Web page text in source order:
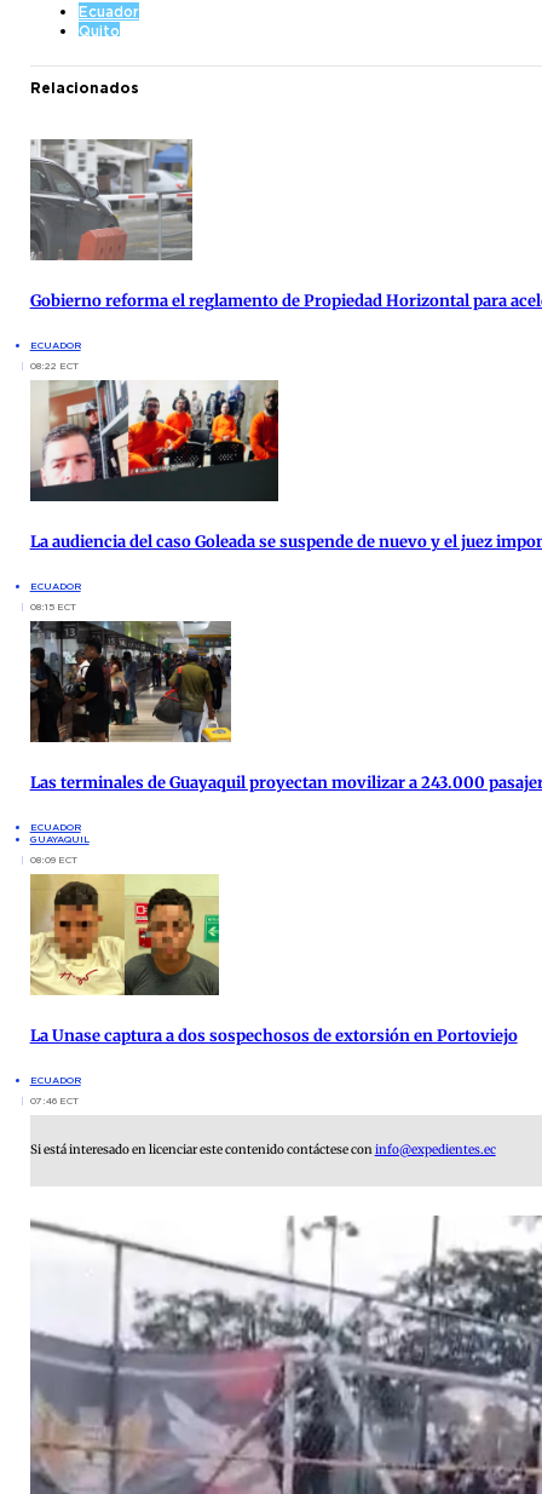
Ecuador
Quito
Relacionados
Gobierno reforma el reglamento de Propiedad Horizontal para
ECUADOR
08:22 ECT
La audiencia del caso Goleada se suspende de nuevo y el juez
ECUADOR
08:15 ECT
Las terminales de Guayaquil proyectan movilizar a 243.000
ECUADOR
GUAYAQUIL
08:09 ECT
La Unase captura a dos sospechosos de extorsión en Portoviejo
ECUADOR
07:46 ECT
Si está interesado en licenciar este contenido contáctese coninfo@expedientes.ec